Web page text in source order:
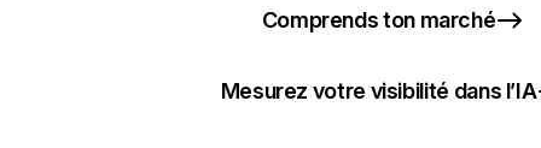
Comprends ton marché
Mesurez votre visibilité dans l’IA